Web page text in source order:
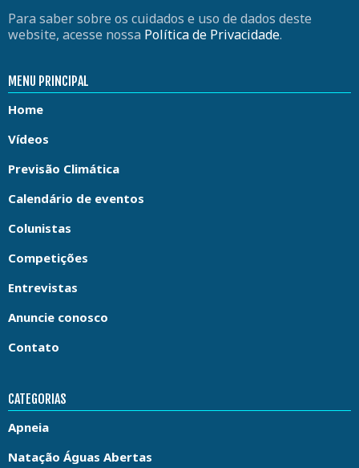
Para saber sobre os cuidados e uso de dados deste
website, acesse nossa Política de Privacidade.
MENU PRINCIPAL
Home
Vídeos
Previsão Climática
Calendário de eventos
Colunistas
Competições
Entrevistas
Anuncie conosco
Contato
CATEGORIAS
Apneia
Natação Águas Abertas